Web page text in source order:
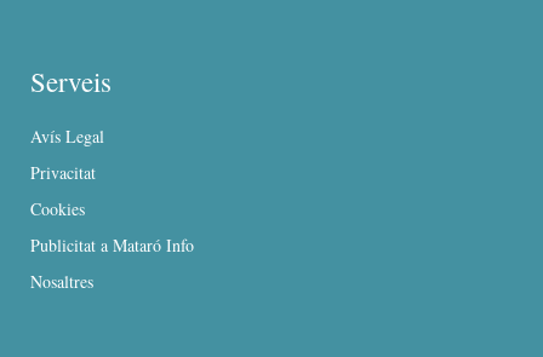
Serveis
Avís Legal
Privacitat
Cookies
Publicitat a Mataró Info
Nosaltres